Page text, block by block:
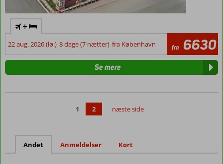
+
22 aug. 2026 (lø.) 8 dage (7 nætter) fra København fra 6630
Se mere
1 2 næste side
Andet Anmeldelser Kort